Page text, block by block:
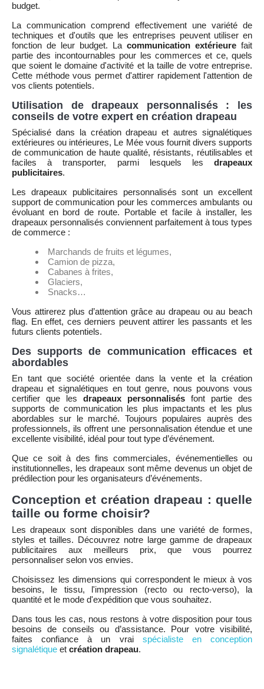
budget.
La communication comprend effectivement une variété de
techniques et d'outils que les entreprises peuvent utiliser en
fonction de leur budget. La communication extérieure fait
partie des incontournables pour les commerces et ce, quels
que soient le domaine d'activité et la taille de votre entreprise.
Cette méthode vous permet d'attirer rapidement l'attention de
vos clients potentiels.
Utilisation de drapeaux personnalisés : les
conseils de votre expert en création drapeau
Spécialisé dans la création drapeau et autres signalétiques
extérieures ou intérieures, Le Mée vous fournit divers supports
de communication de haute qualité, résistants, réutilisables et
faciles à transporter, parmi lesquels les drapeaux
publicitaires.
Les drapeaux publicitaires personnalisés sont un excellent
support de communication pour les commerces ambulants ou
évoluant en bord de route. Portable et facile à installer, les
drapeaux personnalisés conviennent parfaitement à tous types
de commerce :
Marchands de fruits et légumes,
Camion de pizza,
Cabanes à frites,
Glaciers,
Snacks…
Vous attirerez plus d’attention grâce au drapeau ou au beach
flag. En effet, ces derniers peuvent attirer les passants et les
futurs clients potentiels.
Des supports de communication efficaces et
abordables
En tant que société orientée dans la vente et la création
drapeau et signalétiques en tout genre, nous pouvons vous
certifier que les drapeaux personnalisés font partie des
supports de communication les plus impactants et les plus
abordables sur le marché. Toujours populaires auprès des
professionnels, ils offrent une personnalisation étendue et une
excellente visibilité, idéal pour tout type d’événement.
Que ce soit à des fins commerciales, événementielles ou
institutionnelles, les drapeaux sont même devenus un objet de
prédilection pour les organisateurs d’événements.
Conception et création drapeau : quelle
taille ou forme choisir?
Les drapeaux sont disponibles dans une variété de formes,
styles et tailles. Découvrez notre large gamme de drapeaux
publicitaires aux meilleurs prix, que vous pourrez
personnaliser selon vos envies.
Choisissez les dimensions qui correspondent le mieux à vos
besoins, le tissu, l'impression (recto ou recto-verso), la
quantité et le mode d'expédition que vous souhaitez.
Dans tous les cas, nous restons à votre disposition pour tous
besoins de conseils ou d’assistance. Pour votre visibilité,
faites confiance à un vrai spécialiste en conception
signalétique et création drapeau.